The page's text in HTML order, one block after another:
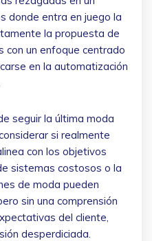
donde entra en juego la
la propuesta de
con un enfoque centrado
en la automatización
seguir la última moda
si realmente
con los objetivos
sistemas costosos o la
de moda pueden
sin una comprensión
del cliente,
desperdiciada.